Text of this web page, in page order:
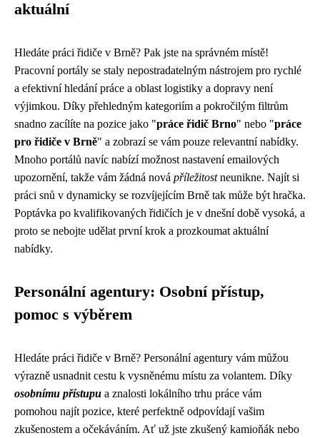
aktuální
Hledáte práci řidiče v Brně? Pak jste na správném místě!
Pracovní portály se staly nepostradatelným nástrojem pro rychlé
a efektivní hledání práce a oblast logistiky a dopravy není
výjimkou. Díky přehledným kategoriím a pokročilým filtrům
snadno zacílíte na pozice jako "práce řidič Brno" nebo "práce
pro řidiče v Brně" a zobrazí se vám pouze relevantní nabídky.
Mnoho portálů navíc nabízí možnost nastavení emailových
upozornění, takže vám žádná nová příležitostneunikne. Najít si
práci snů v dynamicky se rozvíjejícím Brně tak může být hračka.
Poptávka po kvalifikovaných řidičích je v dnešní době vysoká, a
proto se nebojte udělat první krok a prozkoumat aktuální
nabídky.
Personální agentury: Osobní přístup,
pomoc s výběrem
Hledáte práci řidiče v Brně? Personální agentury vám můžou
výrazně usnadnit cestu k vysněnému místu za volantem. Díky
osobnímu přístupu a znalosti lokálního trhu práce vám
pomohou najít pozice, které perfektně odpovídají vašim
zkušenostem a očekáváním. Ať už jste zkušený kamioňák nebo